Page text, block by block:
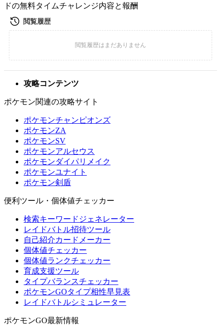
ドの無料タイムチャレンジ内容と報酬
攻略コンテンツ
ポケモン関連の攻略サイト
ポケモンチャンピオンズ
ポケモンZA
ポケモンSV
ポケモンアルセウス
ポケモンダイパリメイク
ポケモンユナイト
ポケモン剣盾
便利ツール・個体値チェッカー
検索キーワードジェネレーター
レイドバトル招待ツール
自己紹介カードメーカー
個体値チェッカー
個体値ランクチェッカー
育成支援ツール
タイプバランスチェッカー
ポケモンGOタイプ相性早見表
レイドバトルシミュレーター
ポケモンGO最新情報